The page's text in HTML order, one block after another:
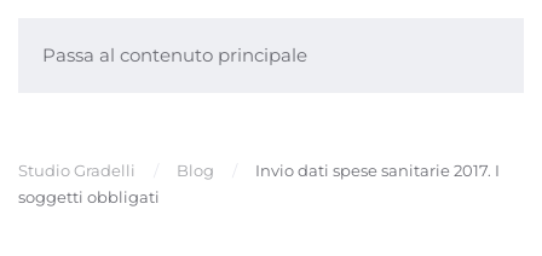
Passa al contenuto principale
Studio Gradelli Blog
Invio dati spese sanitarie 2017. I
soggetti obbligati